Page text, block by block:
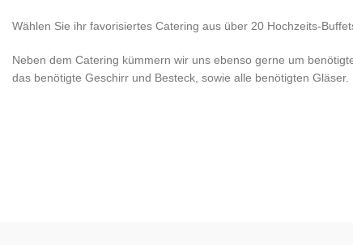
Wählen Sie ihr favorisiertes Catering aus über 20 Hochzeits-
Neben dem Catering kümmern wir uns ebenso gerne um
das benötigte Geschirr und Besteck, sowie alle benötigten Gläser.